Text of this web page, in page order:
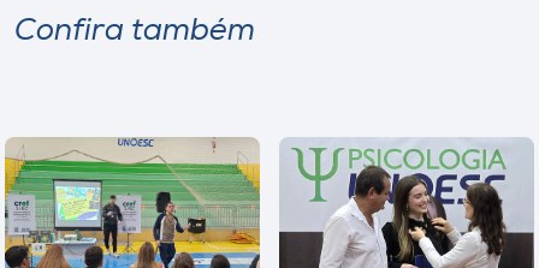
Confira também